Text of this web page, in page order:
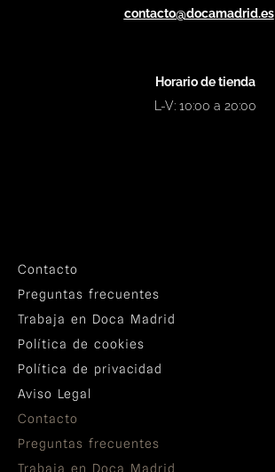
contacto@docamadrid.es
Horario de tienda
L-V: 10:00 a 20:00
Contacto
Preguntas frecuentes
Trabaja en Doca Madrid
Política de cookies
Política de privacidad
Aviso Legal
Contacto
Preguntas frecuentes
Trabaja en Doca Madrid